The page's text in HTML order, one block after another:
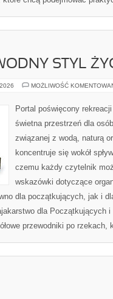
STYL
MOŻLIWOŚĆ
Portal poświęcony
świetna przestrzeń dla
związanej z wodą, naturą
koncentruje się wokół
czemu każdy czytelnik
wskazówki dotyczące
dla początkujących, jak i
dla Początkujących
przewodniki po